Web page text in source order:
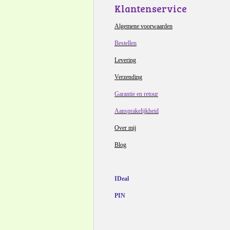
Klantenservice
Algemene voorwaarden
Bestellen
Levering
Verzending
Garantie en retour
Aansprakelijkheid
Over mij
Blog
IDeal
PIN